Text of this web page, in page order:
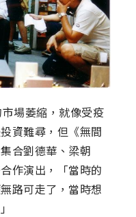
場萎縮，就像受疫
資難尋，但《無間
合劉德華、梁朝
作演出，「當時的
路可走了，當時想